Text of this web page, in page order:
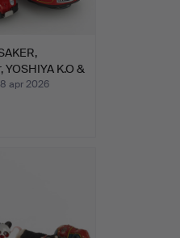
YOSHIYA K.O &
apr 2026